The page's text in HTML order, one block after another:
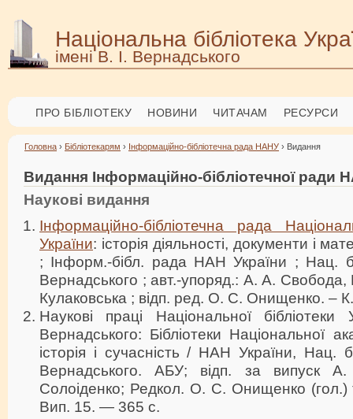
Національна бібліотека
імені В. І. Вернадського
ПРО БІБЛІОТЕКУ НОВИНИ ЧИТАЧАМ РЕСУРСИ
Головна › Бібліотекарям › Інформаційно-бібліотечна рада НАНУ › Видання
Видання Інформаційно-бібліотечної ради
Наукові видання
Інформаційно-бібліотечна рада
України: історія діяльності, документи і
; Інформ.-бібл. рада НАН України ; Нац.
Вернадського ; авт.-упоряд.: А. А. Свобода,
Кулаковська ; відп. ред. О. С. Онищенко. –
Наукові праці Національної
Вернадського: Бібліотеки Національної
історія і сучасність / НАН України, Нац.
Вернадського. АБУ; відп. за випуск
Солоіденко; Редкол. О. С. Онищенко
Вип. 15. — 365 с.